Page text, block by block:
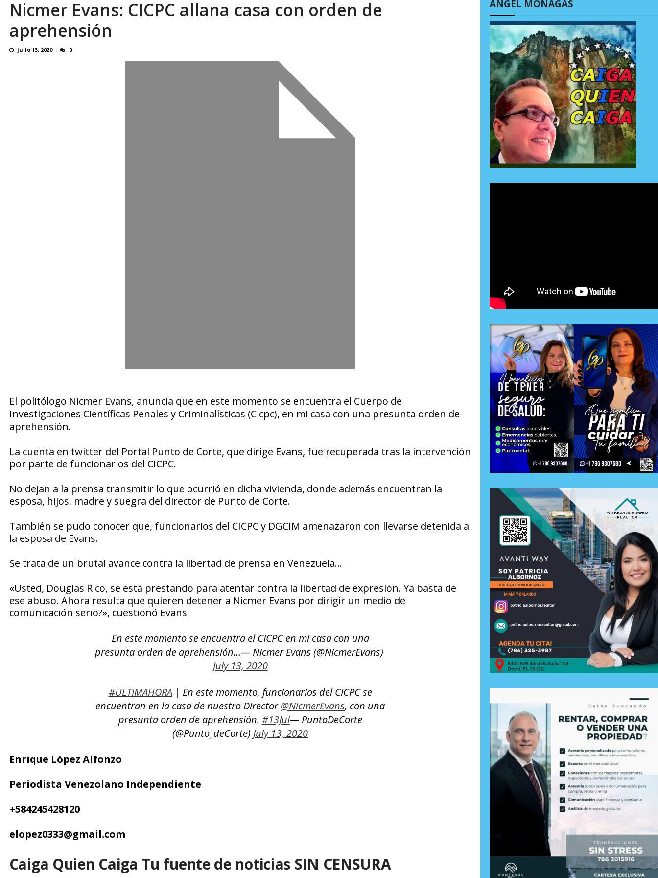
Nicmer Evans: CICPC allana casa con orden de
aprehensión
julio 13, 2020 0
El politólogo Nicmer Evans, anuncia que en este momento se encuentra el Cuerpo de
Investigaciones Científicas Penales y Criminalísticas (Cicpc), en mi casa con una presunta orden de
aprehensión.
La cuenta en twitter del Portal Punto de Corte, que dirige Evans, fue recuperada tras la intervención
por parte de funcionarios del CICPC.
No dejan a la prensa transmitir lo que ocurrió en dicha vivienda, donde además encuentran la
esposa, hijos, madre y suegra del director de Punto de Corte.
También se pudo conocer que, funcionarios del CICPC y DGCIM amenazaron con llevarse detenida a
la esposa de Evans.
Se trata de un brutal avance contra la libertad de prensa en Venezuela…
«Usted, Douglas Rico, se está prestando para atentar contra la libertad de expresión. Ya basta de
ese abuso. Ahora resulta que quieren detener a Nicmer Evans por dirigir un medio de
comunicación serio?», cuestionó Evans.
En este momento se encuentra el CICPC en mi casa con una
presunta orden de aprehensión…— Nicmer Evans (@NicmerEvans)
July 13, 2020
#ULTIMAHORA| En este momento, funcionarios del CICPC se
encuentran en la casa de nuestro Director@NicmerEvans, con una
presunta orden de aprehensión. #13Jul— PuntoDeCorte
(@Punto_deCorte) July 13, 2020
Enrique López Alfonzo
Periodista Venezolano Independiente
+584245428120
elopez0333@gmail.com
Caiga Quien Caiga Tu fuente de noticias SIN CENSURA
ÁNGEL MONAGAS